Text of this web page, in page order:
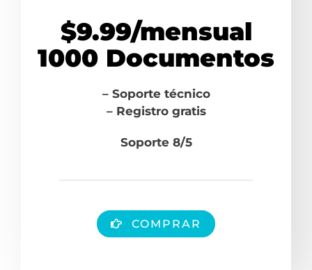
$9.99/mensual
1000 Documentos
– Soporte técnico
– Registro gratis
Soporte 8/5
COMPRAR